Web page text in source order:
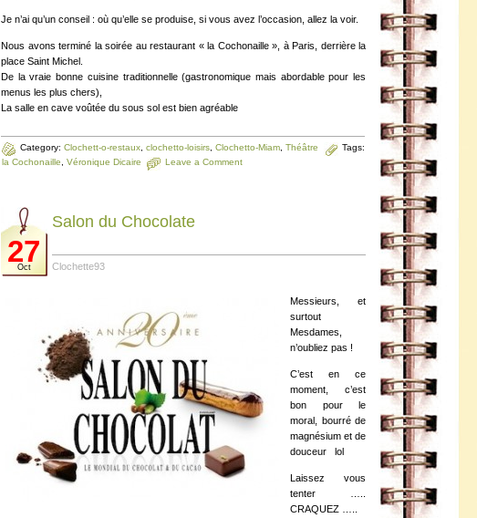
Je n’ai qu’un conseil : où qu’elle se produise, si vous avez l’occasion, allez la voir.
Nous avons terminé la soirée au restaurant « la Cochonaille », à Paris, derrière la
place Saint Michel.
De la vraie bonne cuisine traditionnelle (gastronomique mais abordable pour les
menus les plus chers),
La salle en cave voûtée du sous sol est bien agréable
Category: Clochett-o-restaux clochetto-loisirs Clochetto-Miam Théâtre
Tags:
la Cochonaille
Véronique Dicaire Leave a Comment
27
Oct
Salon du Chocolate
Clochette93
Messieurs, et
surtout
Mesdames,
n’oubliez pas !
C’est en ce
moment, c’est
bon pour le
moral, bourré de
magnésium et de
douceur lol
Laissez vous
tenter …..
CRAQUEZ …..